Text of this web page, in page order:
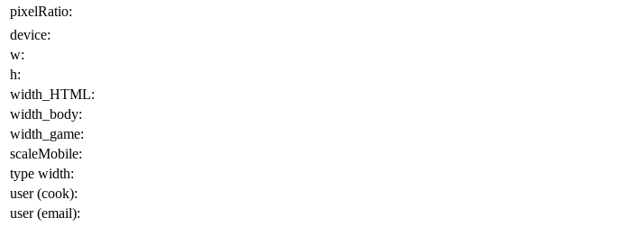
pixelRatio:
device:
w:
h:
width_HTML:
width_body:
width_game:
scaleMobile:
type width:
user (cook):
user (email):